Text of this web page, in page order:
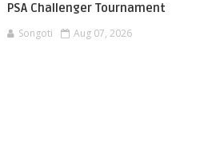
PSA Challenger Tournament
Songoti Aug 07, 2026